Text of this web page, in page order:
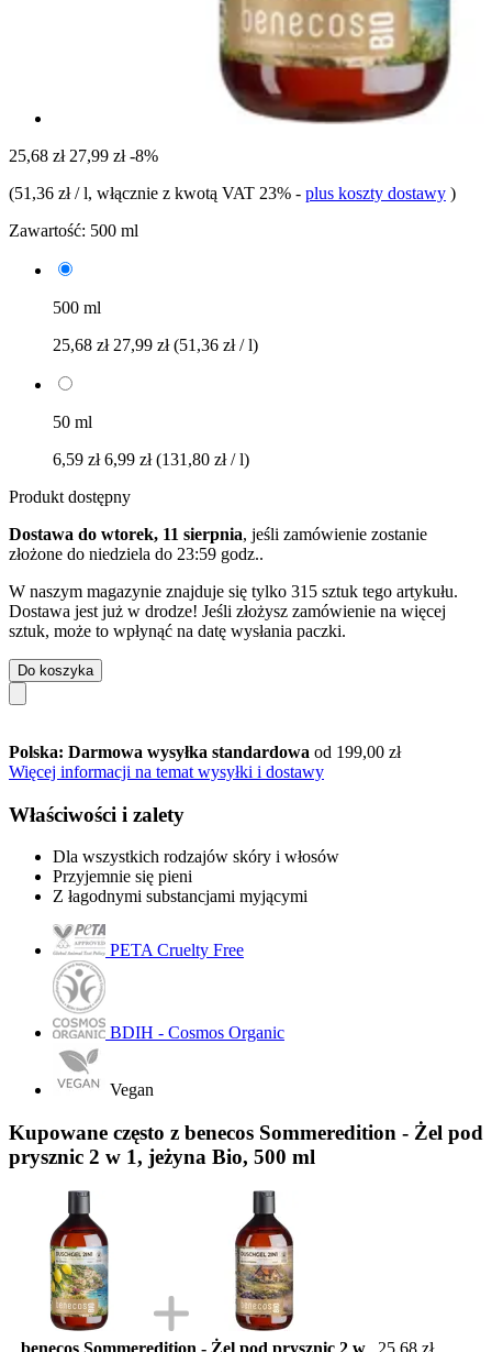
25,68 zł 27,99 zł -8%
(51,36 zł / l, włącznie z kwotą VAT 23% - plus koszty dostawy )
Zawartość: 500 ml
500 ml
25,68 zł 27,99 zł (51,36 zł / l)
50 ml
6,59 zł6,99 zł (131,80 zł / l)
Produkt dostępny
Dostawa do wtorek, 11 sierpnia, jeśli zamówienie zostanie
złożone do niedziela do 23:59 godz..
W naszym magazynie znajduje się tylko 315 sztuk tego artykułu.
Dostawa jest już w drodze! Jeśli złożysz zamówienie na więcej
sztuk, może to wpłynąć na datę wysłania paczki.
Do koszyka
Polska: Darmowa wysyłka standardowa od 199,00 zł
Więcej informacji na temat wysyłki i dostawy
Właściwości i zalety
Dla wszystkich rodzajów skóry i włosów
Przyjemnie się pieni
Z łagodnymi substancjami myjącymi
PETA Cruelty Free
BDIH - Cosmos Organic
Vegan
Kupowane często z benecos Sommeredition - Żel pod
prysznic 2 w 1, jeżyna Bio, 500 ml
benecos Sommeredition - Żel pod prysznic 2 w
25,68 zł